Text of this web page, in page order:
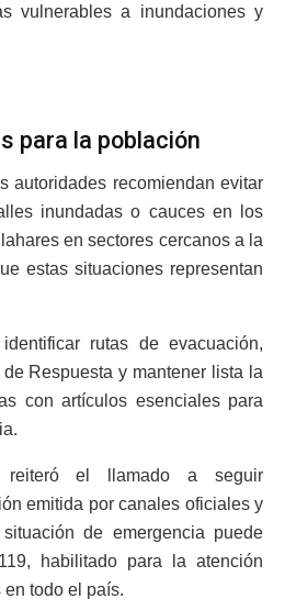
vulnerables a inundaciones y
para la población
autoridades recomiendan evitar
inundadas o cauces en los
en sectores cercanos a la
estas situaciones representan
rutas de evacuación,
Respuesta y mantener lista la
con artículos esenciales para
reiteró el llamado a seguir
emitida por canales oficiales y
de emergencia puede
habilitado para la atención
todo el país.